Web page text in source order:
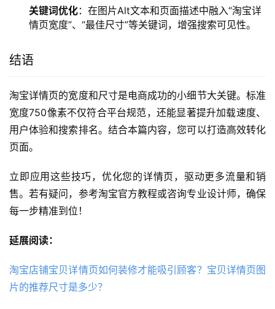
关键词优化：在图片Alt文本和页面描述中融入“淘宝详
情页宽度”、“最佳尺寸”等关键词，增强搜索可见性。
结语
淘宝详情页的宽度和尺寸是电商成功的小细节大关键。标准
宽度750像素不仅符合平台规范，还能显著提升加载速度、
用户体验和搜索排名。结合本篇内容，您可以打造高效转化
页面。
立即应用这些技巧，优化您的详情页，驱动更多流量和销
售。若有疑问，参考淘宝官方教程或咨询专业设计师，确保
每一步精准到位！
延展阅读：
淘宝店铺宝贝详情页如何装修才能吸引顾客？宝贝详情页图
片的推荐尺寸是多少？